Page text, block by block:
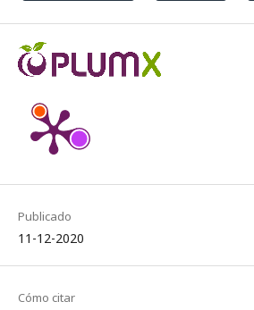
Publicado
11-12-2020
Cómo citar